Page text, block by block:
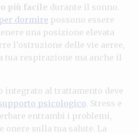
più facile durante il sonno.
dormire possono essere
una posizione elevata
l’ostruzione delle vie aeree,
tua respirazione ma anche il
integrato al trattamento deve
psicologico. Stress e
entrambi i problemi,
onere sulla tua salute. La